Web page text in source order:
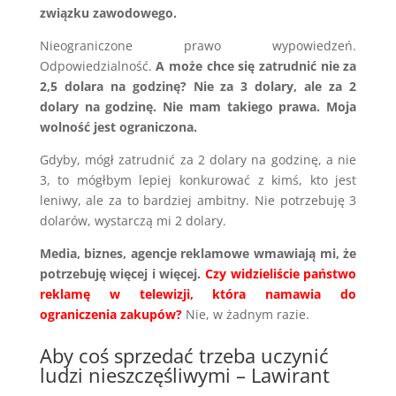
związku zawodowego.
Nieograniczone prawo wypowiedzeń.
Odpowiedzialność.A może chce się zatrudnić nie za
2,5 dolara na godzinę? Nie za 3 dolary, ale za 2
dolary na godzinę. Nie mam takiego prawa. Moja
wolność jest ograniczona.
Gdyby, mógł zatrudnić za 2 dolary na godzinę, a nie
3, to mógłbym lepiej konkurować z kimś, kto jest
leniwy, ale za to bardziej ambitny. Nie potrzebuję 3
dolarów, wystarczą mi 2 dolary.
Media, biznes, agencje reklamowe wmawiają mi, że
potrzebuję więcej i więcej. Czy widzieliście państwo
reklamę w telewizji, która namawia do
ograniczenia zakupów? Nie, w żadnym razie.
Aby coś sprzedać trzeba uczynić
ludzi nieszczęśliwymi – Lawirant